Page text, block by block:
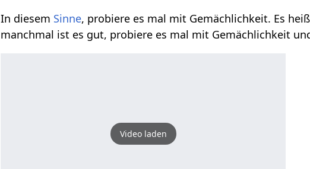
In diesem Sinne, probiere es mal mit Gemächlichkeit. Es
manchmal ist es gut, probiere es mal mit Gemächlichkeit
Video laden